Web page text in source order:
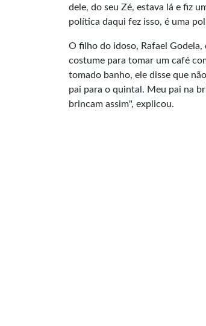
dele, do seu Zé, estava lá e fiz
política daqui fez isso, é uma
O filho do idoso, Rafael
costume para tomar um café
tomado banho, ele disse que
pai para o quintal. Meu pai na
brincam assim", explicou.